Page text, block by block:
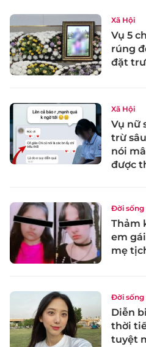
Xã Hội
Vụ 5
rúng
đặt
Xã Hội
Vụ nữ
trừ
nói
được
Đời sống
Thảm
em
mẹ
Đời sống
Diễn
thời
tuyệt